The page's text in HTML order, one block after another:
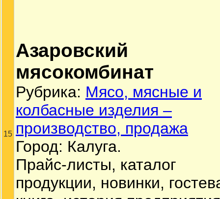
15
Азаровский
мясокомбинат
Рубрика: Мясо, мясные и
колбасные изделия –
производство, продажа
Город: Калуга.
Прайс-листы, каталог
продукции, новинки,